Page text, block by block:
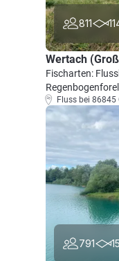
811
Wertach
Fischarten:
Fluss bei 86845
791